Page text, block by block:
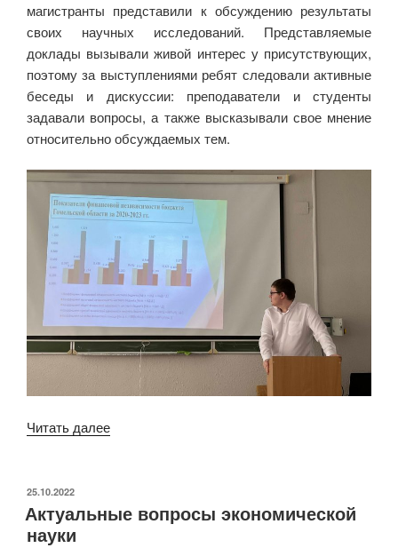
магистранты представили к обсуждению результаты
своих научных исследований. Представляемые
доклады вызывали живой интерес у присутствующих,
поэтому за выступлениями ребят следовали активные
беседы и дискуссии: преподаватели и студенты
задавали вопросы, а также высказывали свое мнение
относительно обсуждаемых тем.
Читать далее««Дни
2023
ОПУБЛИКОВАНО
25.10.2022
Актуальные вопросы экономической
науки